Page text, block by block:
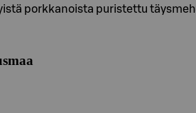
porkkanoista puristettu